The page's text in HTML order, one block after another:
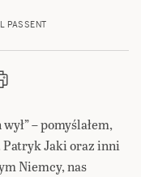
PASSENT
– pomyślałem,
Patryk Jaki oraz inni
Niemcy, nas